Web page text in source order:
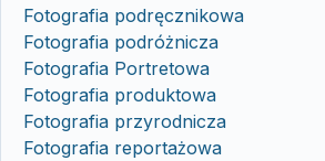
Fotografia podręcznikowa
Fotografia podróżnicza
Fotografia Portretowa
Fotografia produktowa
Fotografia przyrodnicza
Fotografia reportażowa